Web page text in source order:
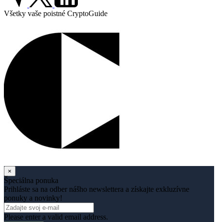
Všetky vaše poistné CryptoGuide
×
Špeciálna ponuka
Prihláste sa na odber nášho newslettera a získajte exkluzívne
ponuky a novinky!
Please enter a valid email address.